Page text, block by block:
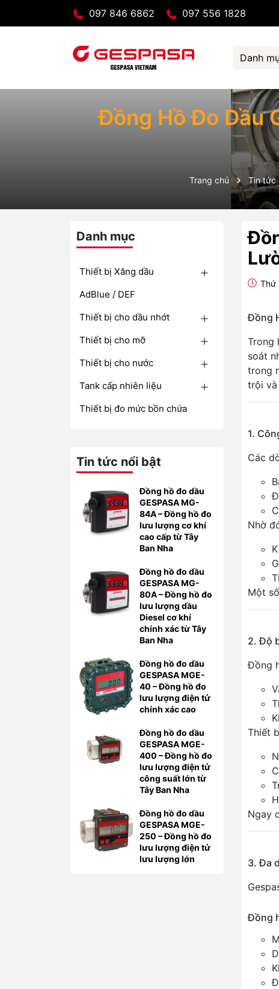
097 846 6862 097 556 1828
Danh
Đồng Hồ Đo Dầu
Trang chủ Tin tức
Thứ
Đồng
Trong
soát
trong
trội và
1.
Các
Nhờ
Một
2. Độ
Đồng
Thiết
Ngay
3. Đa
Đồng
Danh mục
Thiết bị Xăng dầu
AdBlue / DEF
Thiết bị cho dầu nhớt
Thiết bị cho mỡ
Thiết bị cho nước
Tank cấp nhiên liệu
Thiết bị đo mức bồn chứa
Tin tức nổi bật
Đồng hồ đo dầu
GESPASA MG-
84A – Đồng hồ đo
lưu lượng cơ khí
cao cấp từ Tây
Ban Nha
Đồng hồ đo dầu
GESPASA MG-
80A – Đồng hồ đo
lưu lượng dầu
Diesel cơ khí
chính xác từ Tây
Ban Nha
Đồng hồ đo dầu
GESPASA MGE-
40 – Đồng hồ đo
lưu lượng điện tử
chính xác cao
Đồng hồ đo dầu
GESPASA MGE-
400 – Đồng hồ đo
lưu lượng điện tử
công suất lớn từ
Tây Ban Nha
Đồng hồ đo dầu
GESPASA MGE-
250 – Đồng hồ đo
lưu lượng điện tử
lưu lượng lớn